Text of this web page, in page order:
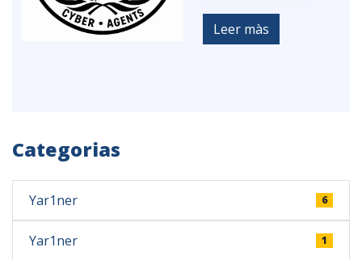
Leer màs
Categorias
Yar1ner 6
Yar1ner 1